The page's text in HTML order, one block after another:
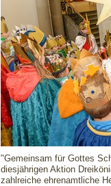
"Gemeinsam für Gottes
diesjährigen Aktion
zahlreiche ehrenamtliche